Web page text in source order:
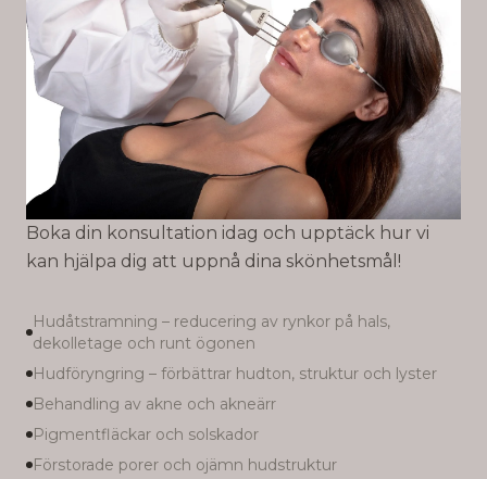
Boka din konsultation idag och upptäck hur vi
kan hjälpa dig att uppnå dina skönhetsmål!
Hudåtstramning – reducering av rynkor på hals,
dekolletage och runt ögonen
Hudföryngring – förbättrar hudton, struktur och lyster
Behandling av akne och akneärr
Pigmentfläckar och solskador
Förstorade porer och ojämn hudstruktur